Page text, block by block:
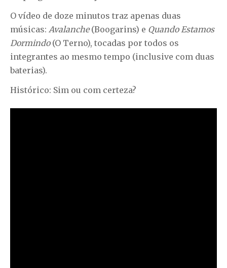
O vídeo de doze minutos traz apenas duas
músicas: Avalanche(Boogarins) e Quando Estamos
Dormindo(O Terno), tocadas por todos os
integrantes ao mesmo tempo (inclusive com duas
baterias).
Histórico: Sim ou com certeza?